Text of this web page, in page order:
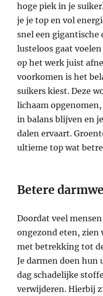
hoge piek in je
je je top en vol
snel een gigantische
lusteloos gaat
op het werk juist
voorkomen is het
suikers kiest. Deze
lichaam
in balans blijven en
dalen ervaart.
ultieme top wat
Betere
Doordat veel
ongezond eten, zien
met betrekking tot
Je darmen doen hun
dag schadelijke
verwijderen. Hierbij